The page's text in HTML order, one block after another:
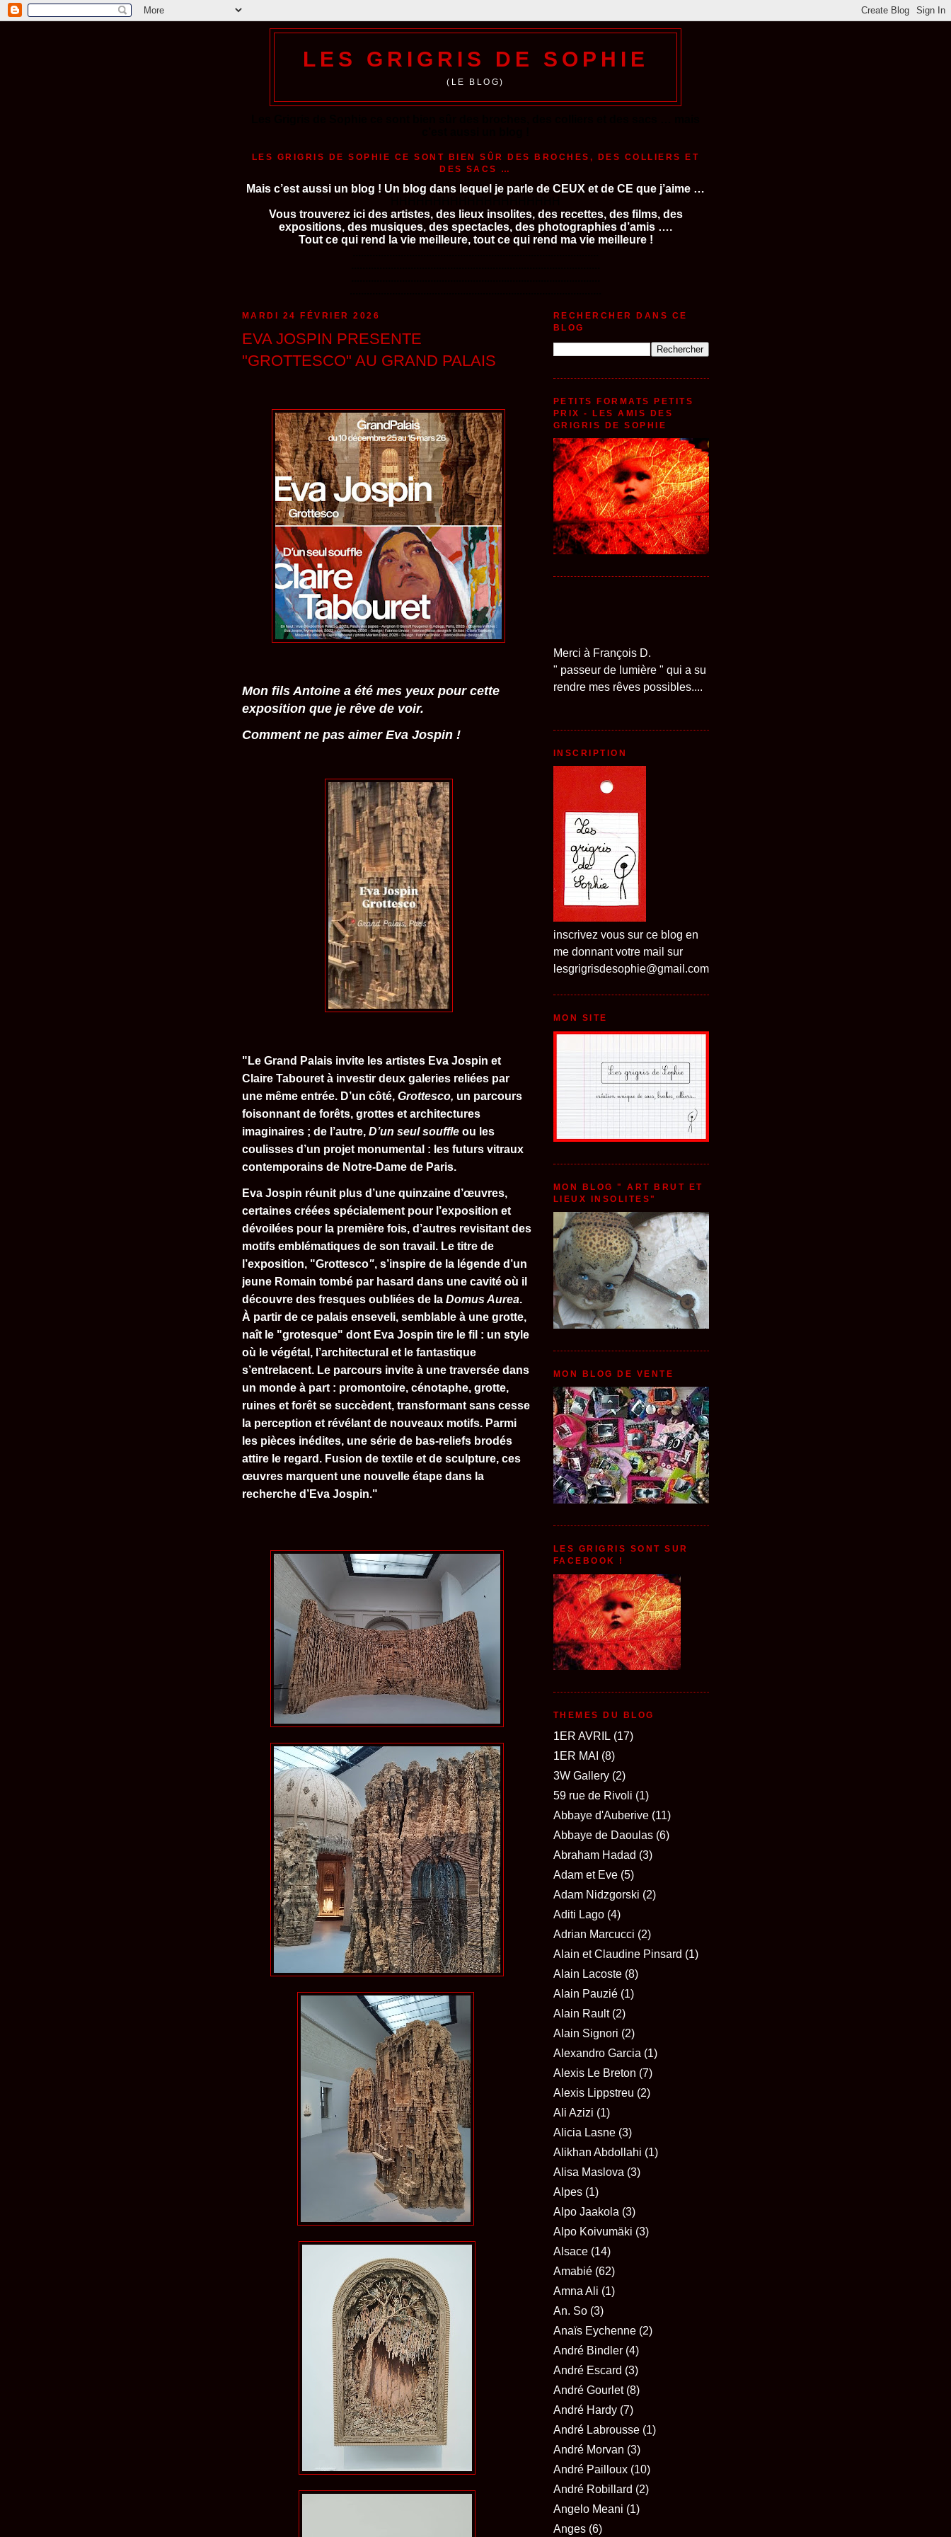
LES GRIGRIS DE SOPHIE
(LE BLOG)
LES GRIGRIS DE SOPHIE CE SONT BIEN SÛR DES BROCHES, DES COLLIERS ET
DES SACS …
Mais c’est aussi un blog ! Un blog dans lequel je parle de CEUX et de CE que j’aime …
Vous trouverez ici des artistes, des lieux insolites, des recettes, des films, des
expositions, des musiques, des spectacles, des photographies d’amis ….
Tout ce qui rend la vie meilleure, tout ce qui rend ma vie meilleure !
MARDI 24 FÉVRIER 2026
EVA JOSPIN PRESENTE
"GROTTESCO" AU GRAND PALAIS
Mon fils Antoine a été mes yeux pour cette
exposition que je rêve de voir.
Comment ne pas aimer Eva Jospin !
"Le Grand Palais invite les artistes Eva Jospin et
Claire Tabouret à investir deux galeries reliées par
une même entrée. D’un côté, Grottesco, un parcours
foisonnant de forêts, grottes et architectures
imaginaires ; de l’autre, D’un seul souffle ou les
coulisses d’un projet monumental : les futurs vitraux
contemporains de Notre-Dame de Paris.
Eva Jospin réunit plus d’une quinzaine d’œuvres,
certaines créées spécialement pour l’exposition et
dévoilées pour la première fois, d’autres revisitant des
motifs emblématiques de son travail. Le titre de
l’exposition, "Grottesco", s’inspire de la légende d’un
jeune Romain tombé par hasard dans une cavité où il
découvre des fresques oubliées de la Domus Aurea.
À partir de ce palais enseveli, semblable à une grotte,
naît le "grotesque" dont Eva Jospin tire le fil : un style
où le végétal, l’architectural et le fantastique
s’entrelacent. Le parcours invite à une traversée dans
un monde à part : promontoire, cénotaphe, grotte,
ruines et forêt se succèdent, transformant sans cesse
la perception et révélant de nouveaux motifs. Parmi
les pièces inédites, une série de bas-reliefs brodés
attire le regard. Fusion de textile et de sculpture, ces
œuvres marquent une nouvelle étape dans la
recherche d’Eva Jospin."
RECHERCHER DANS CE
BLOG
PETITS FORMATS PETITS
PRIX - LES AMIS DES
GRIGRIS DE SOPHIE
Merci à François D.
" passeur de lumière " qui a su
rendre mes rêves possibles....
INSCRIPTION
inscrivez vous sur ce blog en
me donnant votre mail sur
lesgrigrisdesophie@gmail.com
MON SITE
MON BLOG " ART BRUT ET
LIEUX INSOLITES"
MON BLOG DE VENTE
LES GRIGRIS SONT SUR
FACEBOOK !
THEMES DU BLOG
1ER AVRIL (17)
1ER MAI (8)
3W Gallery (2)
59 rue de Rivoli (1)
Abbaye d'Auberive (11)
Abbaye de Daoulas (6)
Abraham Hadad (3)
Adam et Eve (5)
Adam Nidzgorski (2)
Aditi Lago (4)
Adrian Marcucci (2)
Alain et Claudine Pinsard (1)
Alain Lacoste (8)
Alain Pauzié (1)
Alain Rault (2)
Alain Signori (2)
Alexandro Garcia (1)
Alexis Le Breton (7)
Alexis Lippstreu (2)
Ali Azizi (1)
Alicia Lasne (3)
Alikhan Abdollahi (1)
Alisa Maslova (3)
Alpes (1)
Alpo Jaakola (3)
Alpo Koivumäki (3)
Alsace (14)
Amabié (62)
Amna Ali (1)
An. So (3)
Anaïs Eychenne (2)
André Bindler (4)
André Escard (3)
André Gourlet (8)
André Hardy (7)
André Labrousse (1)
André Morvan (3)
André Pailloux (10)
André Robillard (2)
Angelo Meani (1)
Anges (6)